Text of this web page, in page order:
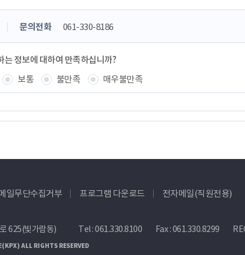
문의전화 061-330-8186
는 정보에 대하여 만족하십니까?
보통 불만족
매우불만족
일무단수집거부 프로그램 다운로드 전자메일(직원전용)
625(빛가람동) Tel :061.330.8100 Fax : 061.330.8299
ALL RIGHTS RESERVED